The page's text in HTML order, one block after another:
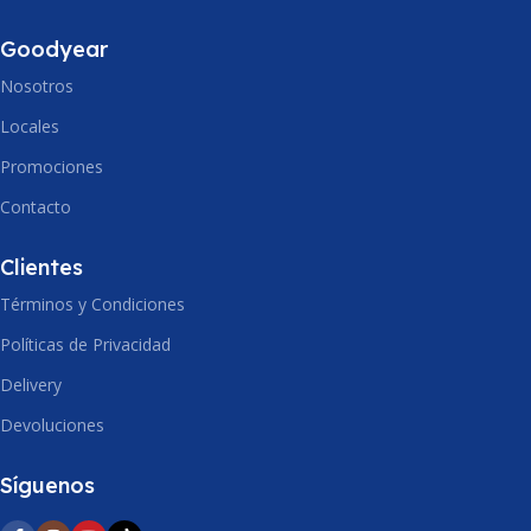
LARGO
ALTO
Goodyear
Nosotros
Locales
Promociones
Contacto
Clientes
Términos y Condiciones
Políticas de Privacidad
Delivery
Devoluciones
Síguenos